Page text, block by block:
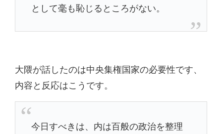
として毫も恥じるところがない。
大隈が話したのは中央集権国家の必要性です、
内容と反応はこうです。
今日すべきは、内は百般の政治を整理